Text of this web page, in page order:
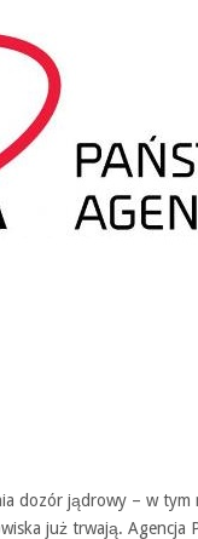
dozór jądrowy – w
już trwają. Agencja